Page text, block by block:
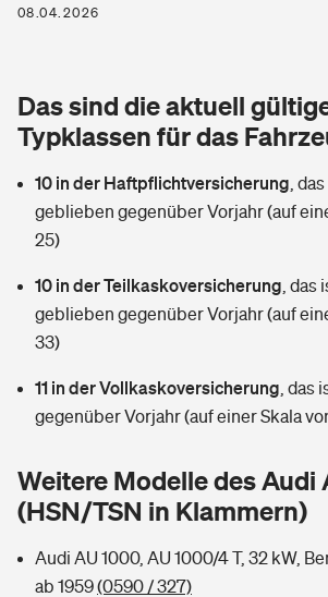
Rentenrechner: Wie viel Geld bekomme ich
Wer versichert was: Jetzt Versicherer finden
Sie haben Fragen?
Wärmepumpen versichern
Vermieterrrechtsschutz
Mietkautionsversicherung
Restkreditversicherung
Zur Übersicht
Wer versichert was: Jetzt Versicherer finden
Sie haben Fragen?
Kinderunfall­ver­si­che­rung
Reiseversicherung
Handyversicherung
Musikinstrumentenversicherung
Zur Übersicht
Tierkrankenversicherung
Zur Übersicht
Wer versichert was: Jetzt Versicherer finden
Sie haben Fragen?
08.04.2026
Das sind die aktuell
Typklassen für das
10 in der Haftpflichtversicherung
geblieben gegenüber Vorjahr (auf
25)
10 in der Teilkaskoversicherung das
geblieben gegenüber Vorjahr (auf
33)
11 in der Vollkaskoversicherung das
gegenüber Vorjahr (auf einer Skala
Weitere Modelle des Audi
(HSN/TSN in Klammern)
Audi AU 1000, AU 1000/4 T, 32 kW,
ab 1959(0590 / 327)